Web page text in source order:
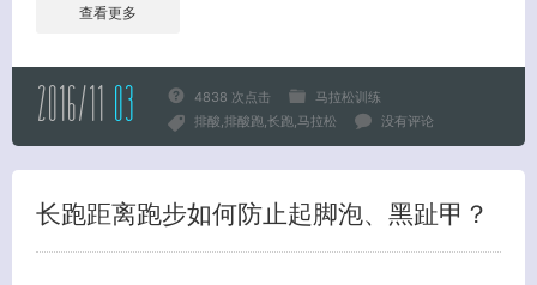
查看更多
2016/11 03 4838 次点击
马拉松训练
排酸 排酸跑 长跑 马拉松 没有评论
长跑距离跑步如何防止起脚泡、黑趾甲？